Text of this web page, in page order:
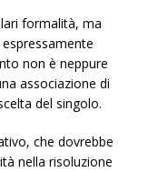
formalità, ma
non è neppure
associazione di
del singolo.
che dovrebbe
nella risoluzione